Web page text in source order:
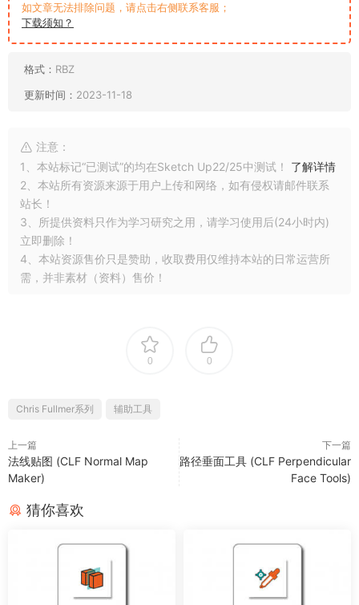
如文章无法排除问题，请点击右侧联系客服；
下载须知？
格式： RBZ
更新时间： 2023-11-18
注意：
1、本站标记“已测试”的均在Sketch Up22/25中测试！ 了解详情
2、本站所有资源来源于用户上传和网络，如有侵权请邮件联系
站长！
3、所提供资料只作为学习研究之用，请学习使用后(24小时内)
立即删除！
4、本站资源售价只是赞助，收取费用仅维持本站的日常运营所
需，并非素材（资料）售价！
0 0
Chris Fullmer系列 辅助工具
上一篇
法线贴图 (CLF Normal Map
Maker)
下一篇
路径垂面工具 (CLF Perpendicular
Face Tools)
猜你喜欢